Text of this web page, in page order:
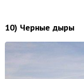
10) Черные дыры